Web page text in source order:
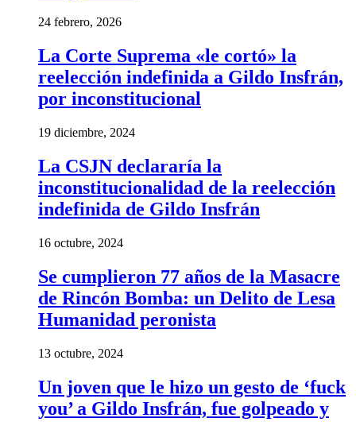
24 febrero, 2026
La Corte Suprema «le cortó» la
reelección indefinida a Gildo Insfrán,
por inconstitucional
19 diciembre, 2024
La CSJN declararía la
inconstitucionalidad de la reelección
indefinida de Gildo Insfrán
16 octubre, 2024
Se cumplieron 77 años de la Masacre
de Rincón Bomba: un Delito de Lesa
Humanidad peronista
13 octubre, 2024
Un joven que le hizo un gesto de ‘fuck
you’ a Gildo Insfrán, fue golpeado y